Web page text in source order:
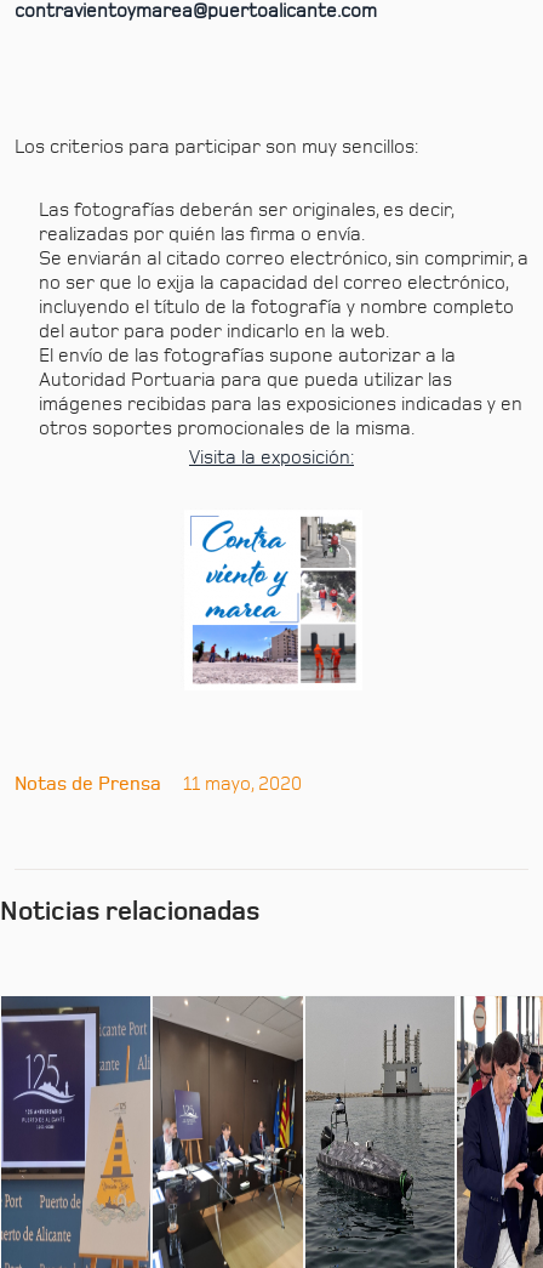
contravientoymarea@puertoalicante.com
Los criterios para participar son muy sencillos:
Las fotografías deberán ser originales, es decir,
realizadas por quién las firma o envía.
Se enviarán al citado correo electrónico, sin comprimir, a
no ser que lo exija la capacidad del correo electrónico,
incluyendo el título de la fotografía y nombre completo
del autor para poder indicarlo en la web.
El envío de las fotografías supone autorizar a la
Autoridad Portuaria para que pueda utilizar las
imágenes recibidas para las exposiciones indicadas y en
otros soportes promocionales de la misma.
Visita la exposición:
Notas de Prensa 11 mayo, 2020
Noticias relacionadas